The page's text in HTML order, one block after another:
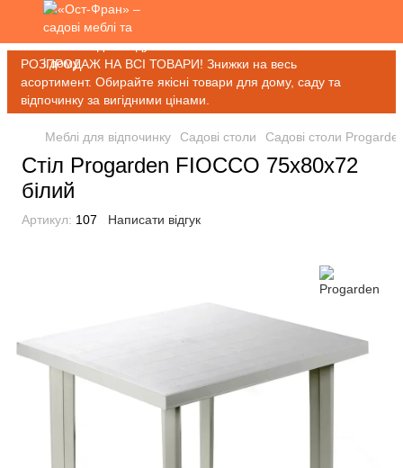
РОЗПРОДАЖ НА ВСІ ТОВАРИ! Знижки на весь
асортимент. Обирайте якісні товари для дому, саду та
відпочинку за вигідними цінами.
Меблі для відпочинку Садові столи Садові столи
Стіл Progarden FIOCCO 75x80x72
білий
Артикул: 107 Написати відгук